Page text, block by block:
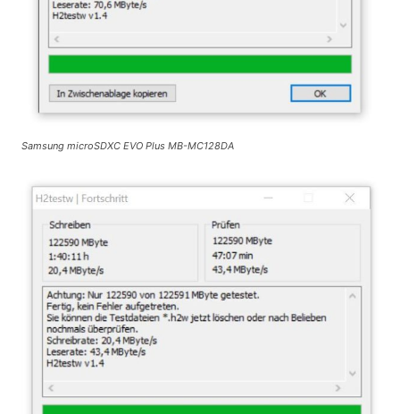
Samsung microSDXC EVO Plus MB-MC128DA